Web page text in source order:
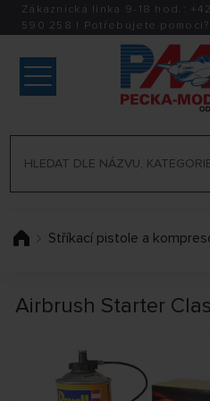
Zákaznická linka 9-18 hod.:
590 258 | Potřebujete pomoci?
Stříkací pistole a
Airbrush Starter